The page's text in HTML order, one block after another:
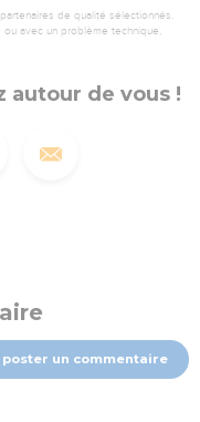
de qualité sélectionnés.
avec un problème technique,
autour de vous !
un commentaire